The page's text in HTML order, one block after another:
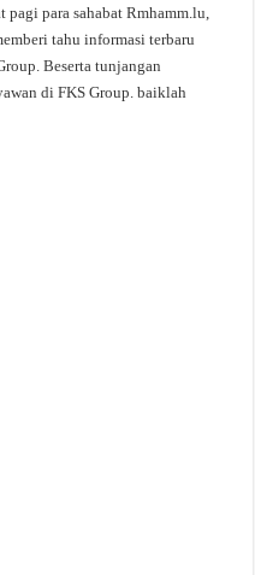
pagi para sahabat Rmhamm.lu,
tahu informasi terbaru
Beserta tunjangan
di FKS Group. baiklah